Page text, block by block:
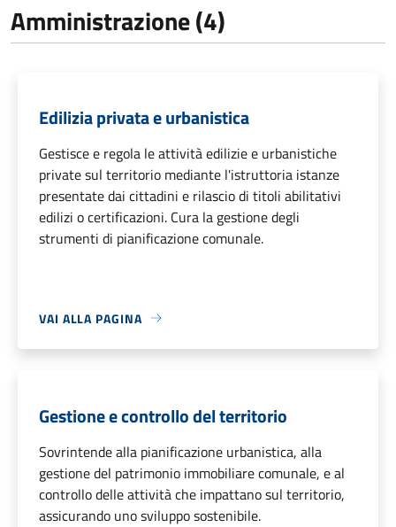
Amministrazione (4)
Edilizia privata e urbanistica
Gestisce e regola le attività edilizie e urbanistiche
private sul territorio mediante l'istruttoria istanze
presentate dai cittadini e rilascio di titoli abilitativi
edilizi o certificazioni. Cura la gestione degli
strumenti di pianificazione comunale.
VAI ALLA PAGINA
Gestione e controllo del territorio
Sovrintende alla pianificazione urbanistica, alla
gestione del patrimonio immobiliare comunale, e al
controllo delle attività che impattano sul territorio,
assicurando uno sviluppo sostenibile.